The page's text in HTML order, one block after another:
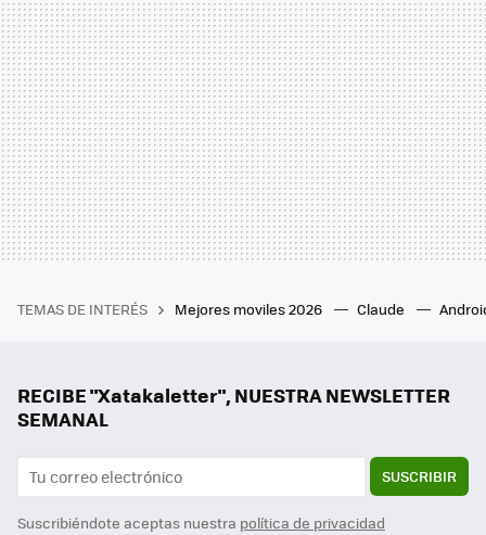
TEMAS DE INTERÉS Mejores moviles 2026 Claude
RECIBE "Xatakaletter", NUESTRA NEWSLETTER
SEMANAL
SUSCRIBIR
Suscribiéndote aceptas nuestra política de privacidad